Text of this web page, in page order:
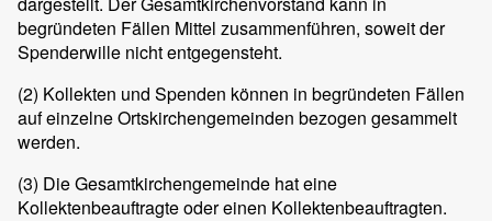
begründeten Fällen Mittel zusammenführen, soweit der
Spenderwille nicht entgegensteht.
(2) Kollekten und Spenden können in begründeten Fällen
auf einzelne Ortskirchengemeinden bezogen gesammelt
werden.
(3) Die Gesamtkirchengemeinde hat eine
Kollektenbeauftragte oder einen Kollektenbeauftragten.